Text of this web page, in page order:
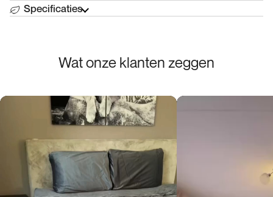
Specificaties
Watonze klanten zeggen